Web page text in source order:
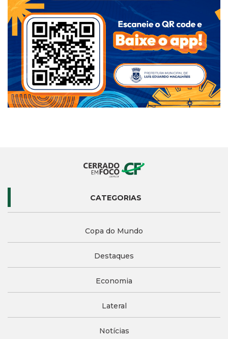
CATEGORIAS
Copa do Mundo
Destaques
Economia
Lateral
Notícias